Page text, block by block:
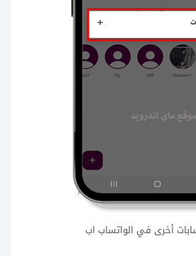
أخرى في الواتساب اب